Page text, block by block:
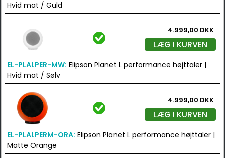
Hvid mat / Guld
4.999,00 DKK
LÆG I KURVEN
EL-PLALPER-MW: Elipson Planet L performance højttaler |
Hvid mat / Sølv
4.999,00 DKK
LÆG I KURVEN
EL-PLALPERM-ORA: Elipson Planet L performance højttaler |
Matte Orange